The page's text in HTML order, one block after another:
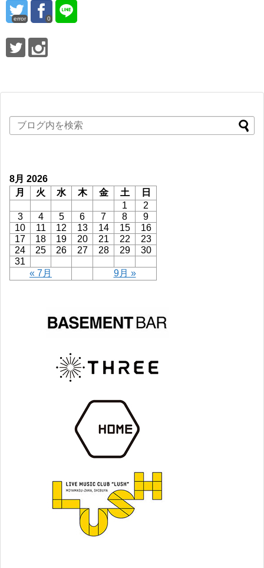
error 0
8月 2026
月
火 水 木 金 土
日
1
2
3
4 5 6 7 8
9
10
11 12 13 14 15
16
17
18 19 20 21 22
23
24
25 26 27 28 29
30
31
« 7月
9月 »